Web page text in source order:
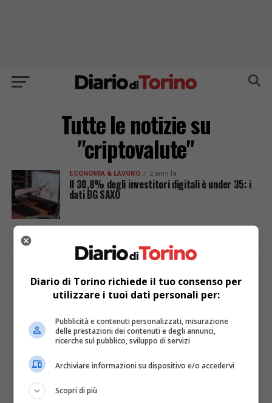
Tutte le notizie su
"criptovalute"
ECONOMIA & LAVORO 2 anni fa
Il 30,8% degli investitori digitali è under 35: i
dati BG SAXO
Diario di Torino richiede il tuo consenso per
utilizzare i tuoi dati personali per:
Pubblicità e contenuti personalizzati, misurazione
delle prestazioni dei contenuti e degli annunci,
ricerche sul pubblico, sviluppo di servizi
Archiviare informazioni su dispositivo e/o accedervi
Scopri di più